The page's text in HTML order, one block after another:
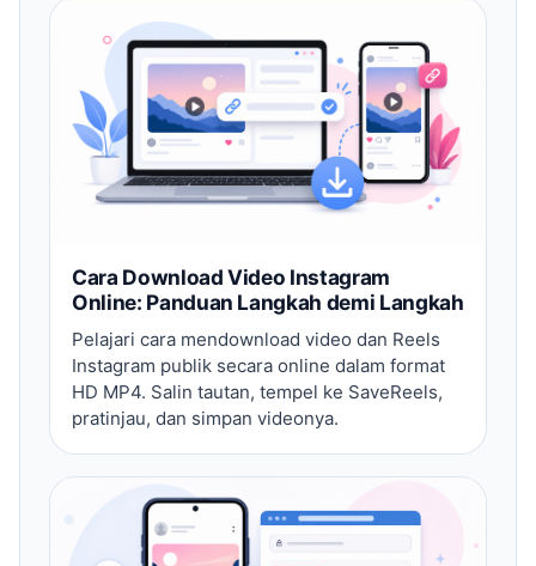
Cara Download Video Instagram
Online: Panduan Langkah demi Langkah
Pelajari cara mendownload video dan Reels
Instagram publik secara online dalam format
HD MP4. Salin tautan, tempel ke SaveReels,
pratinjau, dan simpan videonya.